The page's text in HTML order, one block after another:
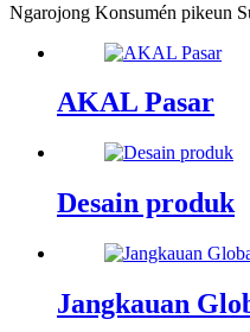
Ngarojong Konsumén pikeun
AKAL Pasar
Desain produk
Jangkauan